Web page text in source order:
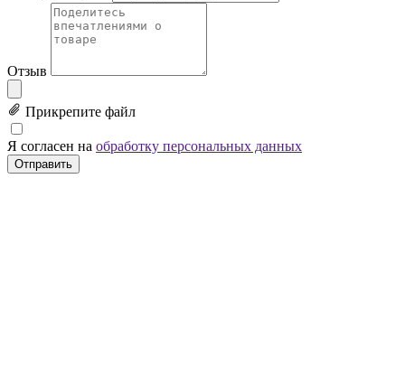
Отзыв
Прикрепите файл
Я согласен на обработку персональных данных